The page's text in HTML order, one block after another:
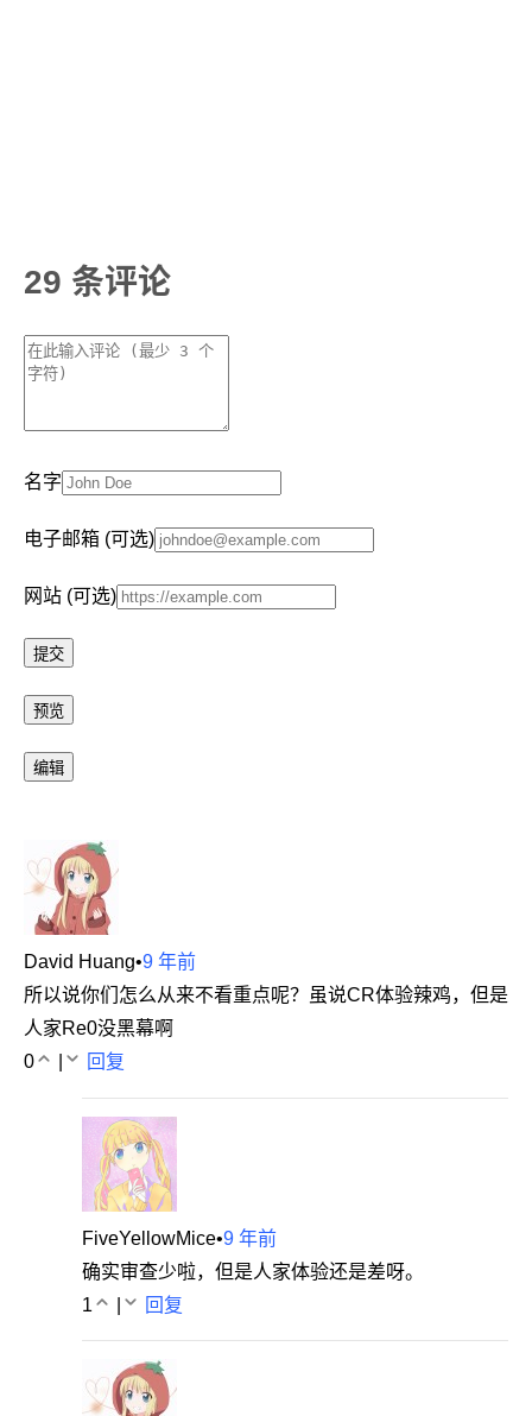
29 条评论
名字
电子邮箱 (可选)
网站 (可选)
David Huang•9 年前
所以说你们怎么从来不看重点呢？虽说CR体验辣鸡，但是
人家Re0没黑幕啊
0
回复
FiveYellowMice•9 年前
确实审查少啦，但是人家体验还是差呀。
1
回复